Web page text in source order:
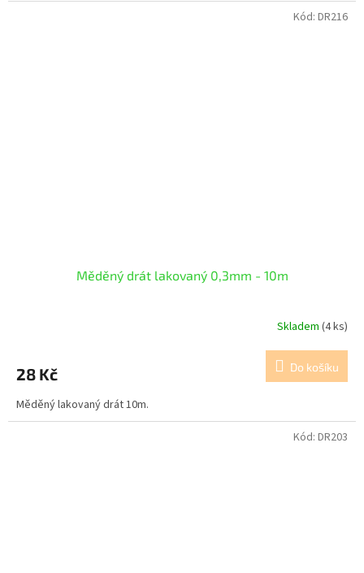
Měděný drát lakovaný 0,3mm - 10m
Skladem (4 ks)
28 Kč Do košíku
Měděný lakovaný drát 10m.
Kód: DR216
Kód: DR203